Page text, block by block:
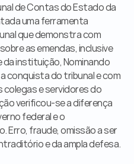
de Contas do Estado da
uma ferramenta
que demonstra com
as emendas, inclusive
da instituição, Nominando
conquista do tribunal e com
colegas e servidores do
verificou-se a diferença
federal e o
Erro, fraude, omissão a ser
e da ampla defesa.